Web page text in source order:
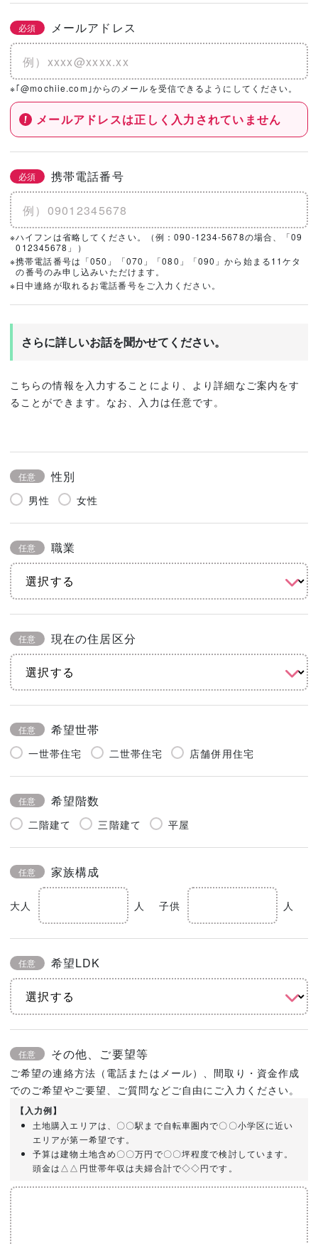
必須 メールアドレス
※｢@mochiie.com｣からのメールを受信できるようにしてください。
メールアドレスは正しく入力されていません
必須 携帯電話番号
※ハイフンは省略してください。（例：090-1234-5678の場合、「09
012345678」）
※携帯電話番号は「050」「070」「080」「090」から始まる11ケタ
の番号のみ申し込みいただけます。
※日中連絡が取れるお電話番号をご入力ください。
さらに詳しいお話を聞かせてください。
こちらの情報を入力することにより、より詳細なご案内をす
ることができます。なお、入力は任意です。
任意 性別
男性 女性
任意 職業
任意 現在の住居区分
任意 希望世帯
一世帯住宅 二世帯住宅 店舗併用住宅
任意 希望階数
二階建て 三階建て 平屋
任意 家族構成
大人 人 子供 人
任意 希望LDK
任意 その他、ご要望等
ご希望の連絡方法（電話またはメール）、間取り・資金作成
でのご希望やご要望、ご質問などご自由にご入力ください。
【入力例】
土地購入エリアは、〇〇駅まで自転車圏内で〇〇小学区に近い
エリアが第一希望です。
予算は建物土地含め〇〇万円で〇〇坪程度で検討しています。
頭金は△△円世帯年収は夫婦合計で◇◇円です。